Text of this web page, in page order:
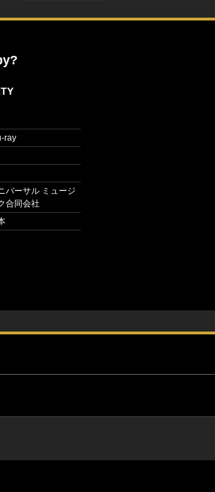
ray
バーサル ミュージ
合同会社